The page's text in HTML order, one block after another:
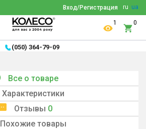
ru ua
Вход/Регистрация
1 0
(050) 364-79-09
Все о товаре
Характеристики
Отзывы 0
Похожие товары